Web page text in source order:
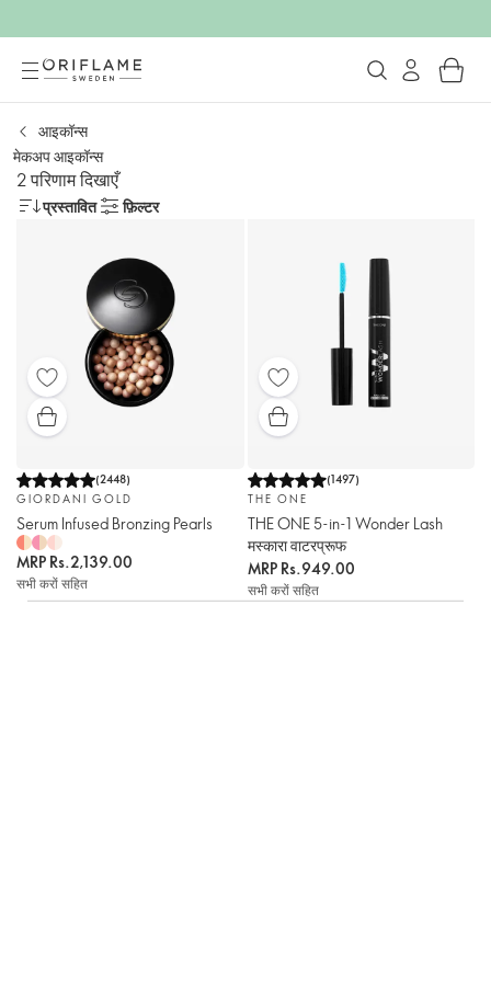
आइकॉन्स
मेकअप आइकॉन्स
2 परिणाम दिखाएँ
प्रस्तावित फ़िल्टर
(2448)
GIORDANI GOLD
Serum Infused Bronzing Pearls
MRP Rs.2,139.00
सभी करों सहित
(1497)
THE ONE
THE ONE 5-in-1 Wonder Lash
मस्कारा वाटरप्रूफ
MRP Rs.949.00
सभी करों सहित